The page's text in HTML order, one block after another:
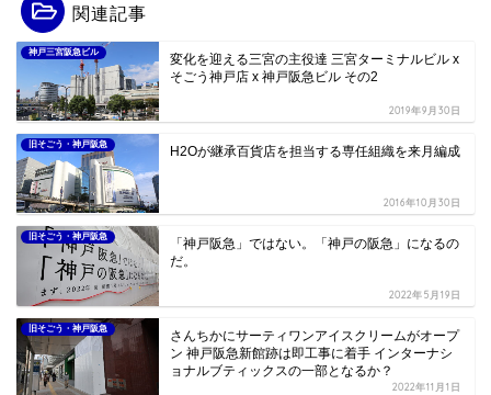
関連記事
神戸三宮阪急ビル
変化を迎える三宮の主役達 三宮ターミナルビル x
そごう神戸店 x 神戸阪急ビル その2
2019年9月30日
旧そごう・神戸阪急 H2Oが継承百貨店を担当する専任組織を来月編成
2016年10月30日
旧そごう・神戸阪急
「神戸阪急」ではない。「神戸の阪急」になるの
だ。
2022年5月19日
旧そごう・神戸阪急
さんちかにサーティワンアイスクリームがオープ
ン 神戸阪急新館跡は即工事に着手 インターナシ
ョナルブティックスの一部となるか？
2022年11月1日